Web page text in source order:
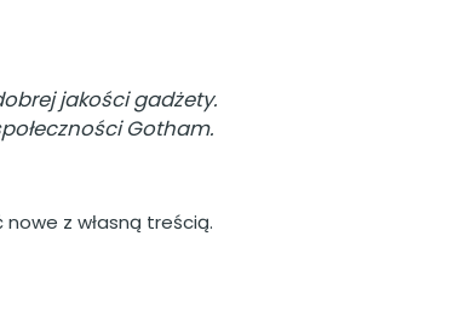
jakości gadżety.
Gotham.
z własną treścią.